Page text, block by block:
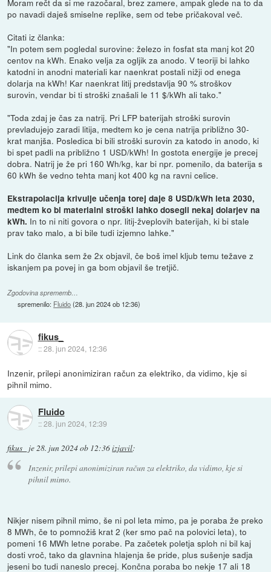
Moram rečt da si me razočaral, brez zamere, ampak glede na to da
po navadi daješ smiselne replike, sem od tebe pričakoval več.
Citati iz članka:
"In potem sem pogledal surovine: železo in fosfat sta manj kot 20
centov na kWh. Enako velja za ogljik za anodo. V teoriji bi lahko
katodni in anodni materiali kar naenkrat postali nižji od enega
dolarja na kWh! Kar naenkrat litij predstavlja 90 % stroškov
surovin, vendar bi ti stroški znašali le 11 $/kWh ali tako."
"Toda zdaj je čas za natrij. Pri LFP baterijah stroški surovin
prevladujejo zaradi litija, medtem ko je cena natrija približno 30-
krat manjša. Posledica bi bili stroški surovin za katodo in anodo, ki
bi spet padli na približno 1 USD/kWh! In gostota energije je precej
dobra. Natrij je že pri 160 Wh/kg, kar bi npr. pomenilo, da baterija s
60 kWh še vedno tehta manj kot 400 kg na ravni celice.
Ekstrapolacija krivulje učenja torej daje 8 USD/kWh leta 2030,
medtem ko bi materialni stroški lahko dosegli nekaj dolarjev na
kWh. In to ni niti govora o npr. litij-žveplovih baterijah, ki bi stale
prav tako malo, a bi bile tudi izjemno lahke."
Link do članka sem že 2x objavil, če boš imel kljub temu težave z
iskanjem pa povej in ga bom objavil še tretjič.
Zgodovina sprememb…
spremenilo: Fluido(28. jun 2024 ob 12:36)
fikus_
::28. jun 2024, 12:36
Inzenir, prilepi anonimiziran račun za elektriko, da vidimo, kje si
pihnil mimo.
Fluido
::28. jun 2024, 12:39
fikus_ je 28. jun 2024 ob 12:36izjavil:
Inzenir, prilepi anonimiziran račun za elektriko, da vidimo, kje si
pihnil mimo.
Nikjer nisem pihnil mimo, še ni pol leta mimo, pa je poraba že preko
8 MWh, če to pomnožiš krat 2 (ker smo pač na polovici leta), to
pomeni 16 MWh letne porabe. Pa začetek poletja sploh ni bil kaj
dosti vroč, tako da glavnina hlajenja še pride, plus sušenje sadja
jeseni bo tudi naneslo precej. Končna poraba bo nekje 17 ali 18